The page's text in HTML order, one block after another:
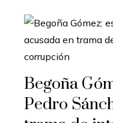
Begoña
Pedro